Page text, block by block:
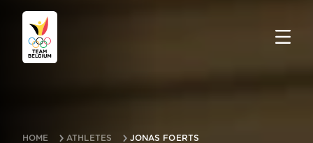
HOME ATHLETES JONAS FOERTS